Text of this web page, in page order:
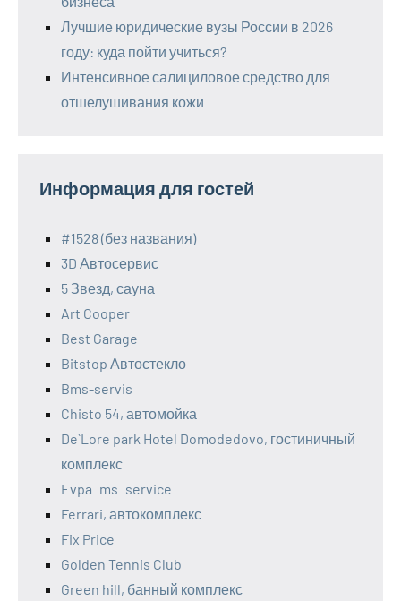
Лучшие юридические вузы России в 2026
году: куда пойти учиться?
Интенсивное салициловое средство для
отшелушивания кожи
Информация для гостей
#1528 (без названия)
3D Автосервис
5 Звезд, сауна
Art Cooper
Best Garage
Bitstop Автостекло
Bms-servis
Chisto 54, автомойка
De`Lore park Hotel Domodedovo, гостиничный
комплекс
Evpa_ms_service
Ferrari, автокомплекс
Fix Price
Golden Tennis Club
Green hill, банный комплекс